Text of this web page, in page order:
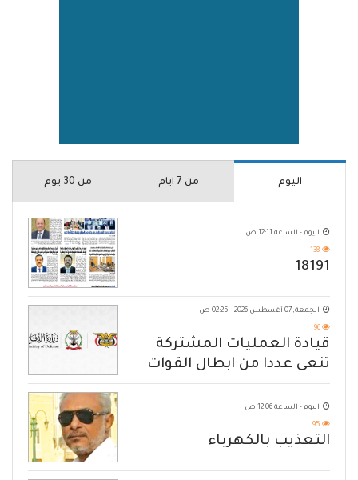
اليوم من 7 ايام من 30 يوم
اليوم - الساعة 12:11 ص
138
18191
الجمعة, 07 أغسطس 2026 - 02:25 ص
96
قيادة العمليات المشتركة
تنعى عددا من ابطال القوات
المسلحة
اليوم - الساعة 12:06 ص
95
التعذيب بالكهرباء